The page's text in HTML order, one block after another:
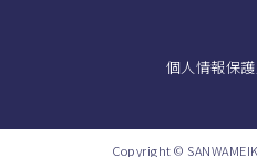
個人情報保護
Copyright ©